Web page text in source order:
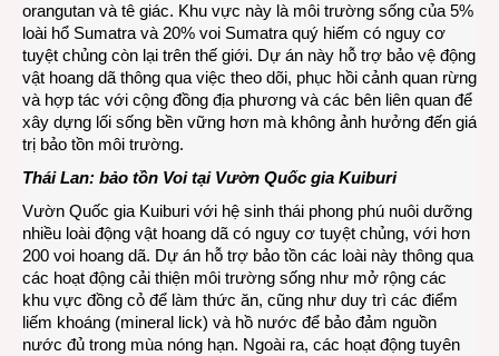
orangutan và tê giác. Khu vực này là môi trường sống của 5%
loài hổ Sumatra và 20% voi Sumatra quý hiếm có nguy cơ
tuyệt chủng còn lại trên thế giới. Dự án này hỗ trợ bảo vệ động
vật hoang dã thông qua việc theo dõi, phục hồi cảnh quan rừng
và hợp tác với cộng đồng địa phương và các bên liên quan để
xây dựng lối sống bền vững hơn mà không ảnh hưởng đến giá
trị bảo tồn môi trường.
Thái Lan: bảo tồn Voi tại Vườn Quốc gia Kuiburi
Vườn Quốc gia Kuiburi với hệ sinh thái phong phú nuôi dưỡng
nhiều loài động vật hoang dã có nguy cơ tuyệt chủng, với hơn
200 voi hoang dã. Dự án hỗ trợ bảo tồn các loài này thông qua
các hoạt động cải thiện môi trường sống như mở rộng các
khu vực đồng cỏ để làm thức ăn, cũng như duy trì các điểm
liếm khoáng (mineral lick) và hồ nước để bảo đảm nguồn
nước đủ trong mùa nóng hạn. Ngoài ra, các hoạt động tuyên